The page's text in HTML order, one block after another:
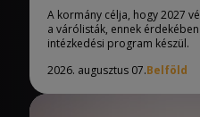
A kormány célja, hogy 2027
a várólisták, ennek
intézkedési program készül.
2026. augusztus 07.Belföld